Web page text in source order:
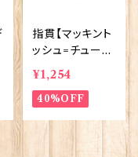
指貫【マッキント
ッシュ=チューリ
ップ】Museum
Collections 9
0033-RM3
¥1,254
40%OFF